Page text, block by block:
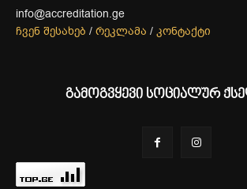
info@accreditation.ge
ჩვენ შესახებ / რეკლამა / კონტაქტი
გამოგვყევი სოციალურ